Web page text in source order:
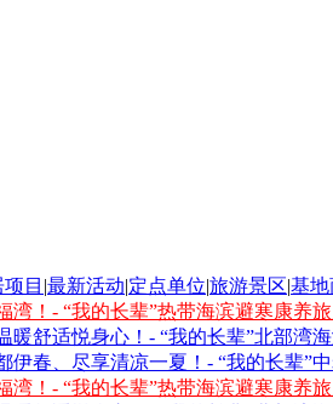
目 |最新活动|定点单位|旅游景区|基
湾！- “我的长辈”热带海滨避寒康养
暖舒适悦身心！- “我的长辈”北部湾
伊春、尽享清凉一夏！- “我的长辈”
湾！- “我的长辈”热带海滨避寒康养